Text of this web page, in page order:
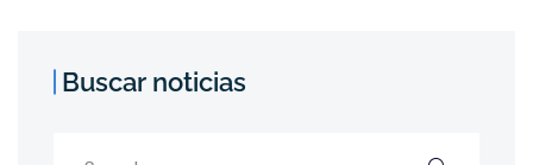
Buscar noticias